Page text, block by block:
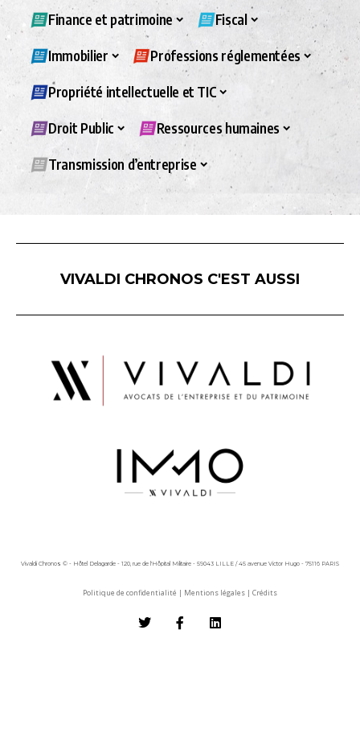
Finance et patrimoine Fiscal
Immobilier Professions réglementées
Propriété intellectuelle et TIC
Droit Public Ressources humaines
Transmission d’entreprise
VIVALDI CHRONOS C'EST AUSSI
Vivaldi Chronos © - Hôtel Delagarde - 120, rue de l'Hôpital Militaire - 59043 LILLE / 45 avenue Victor Hugo - 75116 PARIS
Politique de confidentialité | Mentions légales | Crédits